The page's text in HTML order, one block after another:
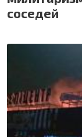
соседей